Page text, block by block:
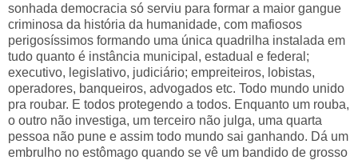
sonhada democracia só serviu para formar a maior gangue
criminosa da história da humanidade, com mafiosos
perigosíssimos formando uma única quadrilha instalada em
tudo quanto é instância municipal, estadual e federal;
executivo, legislativo, judiciário; empreiteiros, lobistas,
operadores, banqueiros, advogados etc. Todo mundo unido
pra roubar. E todos protegendo a todos. Enquanto um rouba,
o outro não investiga, um terceiro não julga, uma quarta
pessoa não pune e assim todo mundo sai ganhando. Dá um
embrulho no estômago quando se vê um bandido de grosso